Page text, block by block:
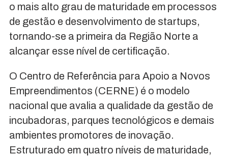
o mais alto grau de maturidade em processos
de gestão e desenvolvimento de startups,
tornando-se a primeira da Região Norte a
alcançar esse nível de certificação.
O Centro de Referência para Apoio a Novos
Empreendimentos (CERNE) é o modelo
nacional que avalia a qualidade da gestão de
incubadoras, parques tecnológicos e demais
ambientes promotores de inovação.
Estruturado em quatro níveis de maturidade,